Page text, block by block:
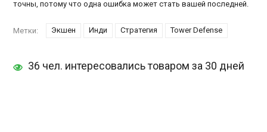
точны, потому что одна ошибка может стать вашей последней.
Метки: Экшен Инди Стратегия Tower Defense
36 чел. интересовались товаром за 30 дней